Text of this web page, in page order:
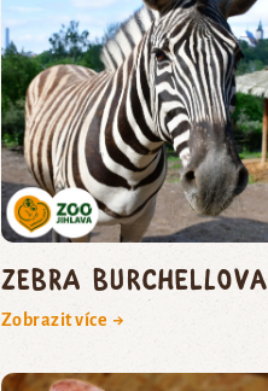
zebra Burchellova
Zobrazit více →